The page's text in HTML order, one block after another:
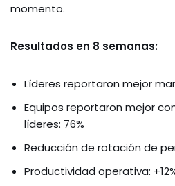
momento.
Resultados en 8 semanas:
Líderes reportaron mejor
Equipos reportaron mejor
líderes: 76%
Reducción de rotación de
Productividad operativa: